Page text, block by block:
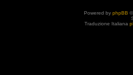
Powered by phpBB
Traduzione Italiana